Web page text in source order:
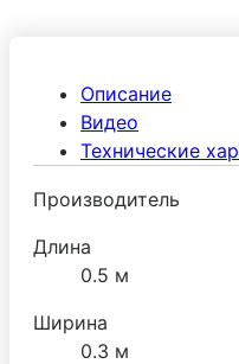
Описание
Видео
Технические
Производитель
Длина
0.5 м
Ширина
0.3 м